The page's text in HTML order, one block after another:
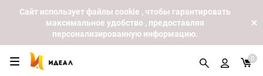
Cайт использует файлы cookie , чтобы гарантировать
максимальное удобство , предоставляя
персонализированную информацию.
0